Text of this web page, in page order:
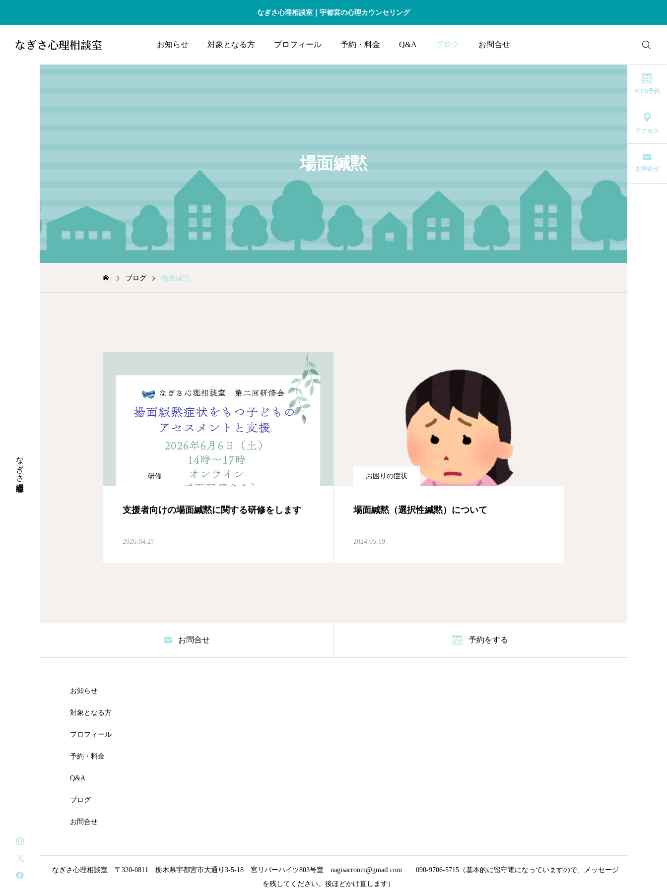
なぎさ心理相談室｜宇都宮の心理カウンセリング
なぎさ心理相談室 お知らせ 対象となる方 プロフィール 予約・料金 Q&A ブログ お問合せ
なぎさ心理相談室
WEB予約
アクセス
お問合せ
場面緘黙
ブログ 場面緘黙
研修
支援者向けの場面緘黙に関する研修をします
2026.04.27
お困りの症状
場面緘黙（選択性緘黙）について
2024.05.19
お問合せ 予約をする
お知らせ
対象となる方
プロフィール
予約・料金
Q&A
ブログ
お問合せ
なぎさ心理相談室 〒320-0811 栃木県宇都宮市大通り3-5-18 宮リバーハイツ803号室 nagisacroom@gmail.com
090-9706-5715（基本的に留守電になっていますので、メッセージ
を残してください。後ほどかけ直します）